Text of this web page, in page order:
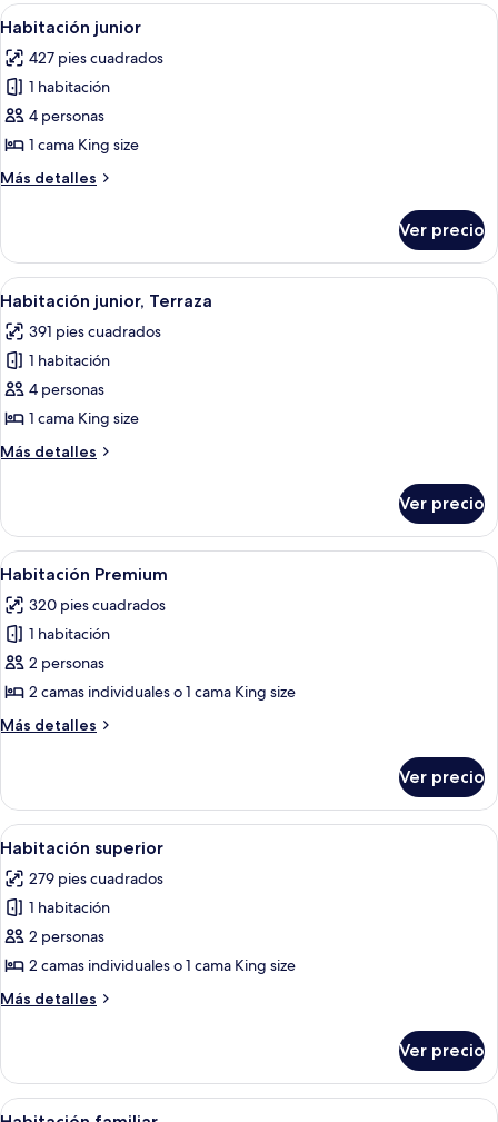
Abrir
todas
las
fotos
de
Habitación
junior
Una habitación de hotel con cama,
10
Habitación junior
427 pies cuadrados
1 habitación
4 personas
1 cama King size
Más detalles
Más
junior
Ver precio
Abrir
todas
las
fotos
de
Habitación
junior,
Terraza
Un balcón con vista a un paisaje
6
Habitación junior, Terraza
391 pies cuadrados
1 habitación
4 personas
1 cama King size
Más detalles
Más
junior,
Terraza
Ver precio
Abrir
todas
las
fotos
de
Habitación
Premium
Habitación de hotel con una cama
4
Habitación Premium
320 pies cuadrados
1 habitación
2 personas
2 camas individuales o 1 cama King size
Más detalles
Más
Premium
Ver precio
Abrir
todas
las
fotos
de
Habitación
superior
Habitación de hotel con cama,
5
Habitación superior
279 pies cuadrados
1 habitación
2 personas
2 camas individuales o 1 cama King size
Más detalles
Más
superior
Ver precio
Abrir
Una habitación de hotel moderna
8